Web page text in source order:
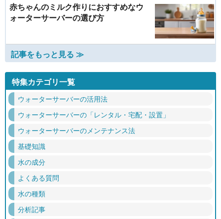
赤ちゃんのミルク作りにおすすめなウ
ォーターサーバーの選び方
記事をもっと見る ≫
特集カテゴリ一覧
ウォーターサーバーの活用法
ウォーターサーバーの「レンタル・宅配・設置」
ウォーターサーバーのメンテナンス法
基礎知識
水の成分
よくある質問
水の種類
分析記事